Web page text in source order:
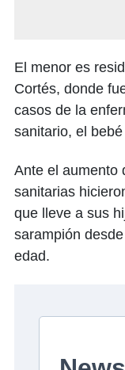
El menor es
Cortés, donde
casos de la
sanitario, el
Ante el aumento
sanitarias
que lleve a sus
sarampión
edad.